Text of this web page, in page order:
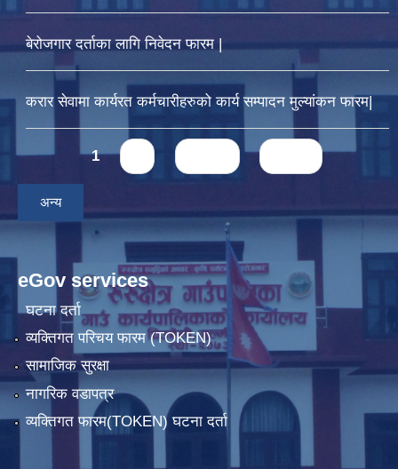
बेरोजगार दर्ताका लागि निवेदन फारम |
करार सेवामा कार्यरत कर्मचारीहरुको कार्य सम्पादन मुल्यांकन फारम|
Pages1
अन्य
eGov services
घटना दर्ता
व्यक्तिगत परिचय फारम (TOKEN)
सामाजिक सुरक्षा
नागरिक वडापत्र
व्यक्तिगत फारम(TOKEN) घटना दर्ता